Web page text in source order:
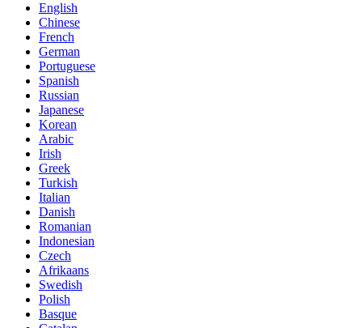
English
Chinese
French
German
Portuguese
Spanish
Russian
Japanese
Korean
Arabic
Irish
Greek
Turkish
Italian
Danish
Romanian
Indonesian
Czech
Afrikaans
Swedish
Polish
Basque